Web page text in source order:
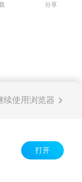
服输，终将日军的
分享
续使用浏览器
打开